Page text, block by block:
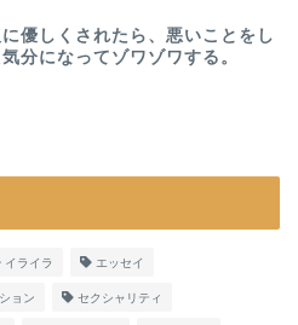
に優しくされたら、悪いことをし
気分になってゾワゾワする。
イライラ エッセイ
ョン セクシャリティ